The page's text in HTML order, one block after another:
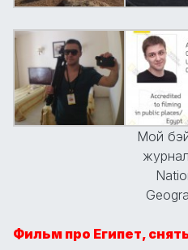
Мой
Фильм про Египет,